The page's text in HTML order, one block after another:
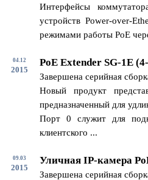
Интерфейсы
устройств Power-over-
режимами работы PoE
04.12
2015
PoE Extender SG-1E
Завершена серийная
Новый продукт
предназначенный для
Порт 0 служит для
клиентского ...
09.03
2015
Уличная IP-камера
Завершена серийная